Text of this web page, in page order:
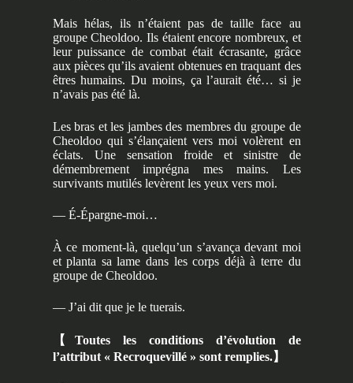
Mais hélas, ils n’étaient pas de taille face au
groupe Cheoldoo. Ils étaient encore nombreux, et
leur puissance de combat était écrasante, grâce
aux pièces qu’ils avaient obtenues en traquant des
êtres humains. Du moins, ça l’aurait été… si je
n’avais pas été là.
Les bras et les jambes des membres du groupe de
Cheoldoo qui s’élançaient vers moi volèrent en
éclats. Une sensation froide et sinistre de
démembrement imprégna mes mains. Les
survivants mutilés levèrent les yeux vers moi.
— É-Épargne-moi…
À ce moment-là, quelqu’un s’avança devant moi
et planta sa lame dans les corps déjà à terre du
groupe de Cheoldoo.
— J’ai dit que je le tuerais.
【 Toutes les conditions d’évolution de
l’attribut « Recroquevillé » sont remplies.】